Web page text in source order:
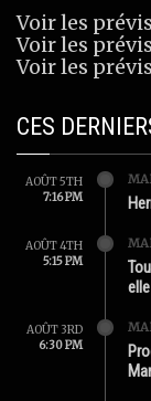
Voir les
Voir les
Voir les
CES
AOÛT 5TH
7:16 PM
AOÛT 4TH
5:15 PM
AOÛT 3RD
6:30 PM